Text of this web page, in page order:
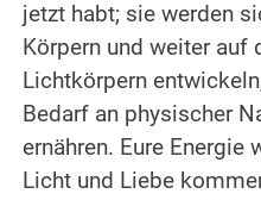
jetzt habt; sie werden
Körpern und weiter auf
Lichtkörpern
Bedarf an physischer
ernähren. Eure Energie
Licht und Liebe